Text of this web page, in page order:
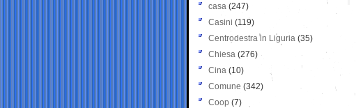
casa (247)
Casini (119)
Centrodestra in Liguria (35)
Chiesa (276)
Cina (10)
Comune (342)
Coop (7)